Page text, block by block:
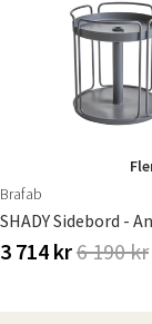
Brafab
SHADY Sidebord -
3 714 kr6 190 kr